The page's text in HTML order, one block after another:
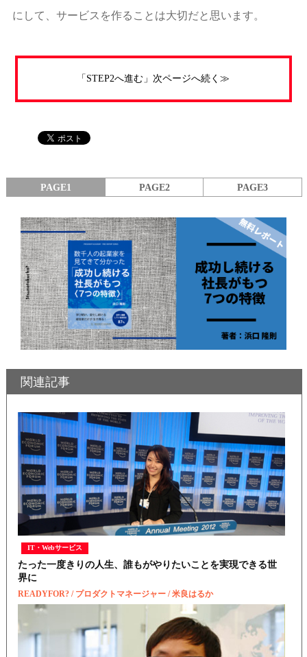
にして、サービスを作ることは大切だと思います。
「STEP2へ進む」次ページへ続く≫
PAGE1 PAGE2 PAGE3
関連記事
IT・Webサービス
たった一度きりの人生、誰もがやりたいことを実現できる世
界に
READYFOR? / プロダクトマネージャー / 米良はるか